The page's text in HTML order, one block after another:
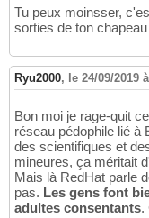
Tu peux moinsser,
sorties de ton
Ryu2000, le 24/09/2019
Bon moi je rage-quit
réseau pédophile lié à
des scientifiques et
mineures, ça méritait
Mais là RedHat parle
pas. Les gens font
adultes consentants.